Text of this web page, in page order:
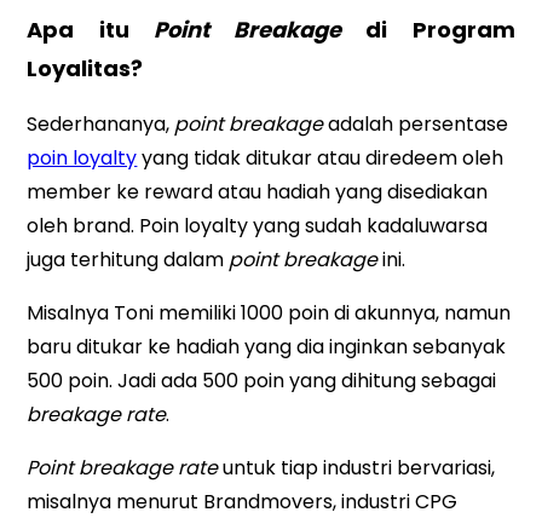
Apa itu Point Breakagedi Program
Loyalitas?
Sederhananya, point breakageadalah persentase
poin loyaltyyang tidak ditukar atau diredeem oleh
member ke reward atau hadiah yang disediakan
oleh brand. Poin loyalty yang sudah kadaluwarsa
juga terhitung dalam point breakageini.
Misalnya Toni memiliki 1000 poin di akunnya, namun
baru ditukar ke hadiah yang dia inginkan sebanyak
500 poin. Jadi ada 500 poin yang dihitung sebagai
breakage rate.
Point breakage rateuntuk tiap industri bervariasi,
misalnya menurut Brandmovers, industri CPG